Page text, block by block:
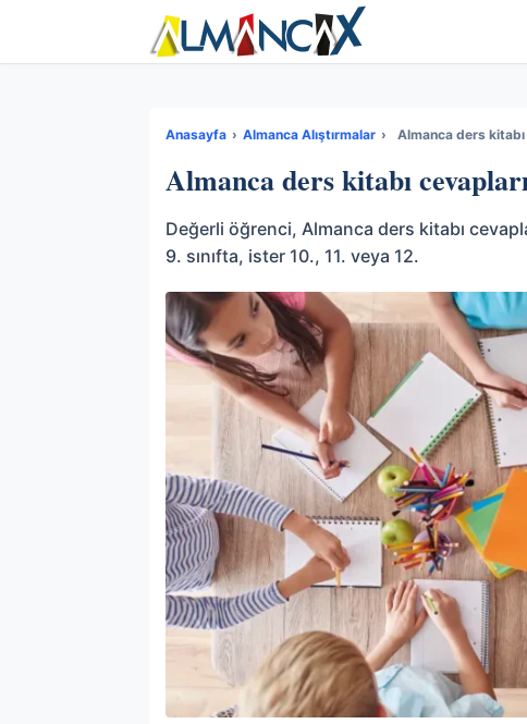
Anasayfa › Almanca Alıştırmalar › Almanca ders kitabı
Almanca ders kitabı
Değerli öğrenci, Almanca ders kitabı
9. sınıfta, ister 10., 11. veya 12.